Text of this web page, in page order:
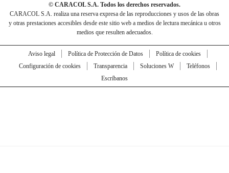
© CARACOL S.A. Todos los derechos reservados.
CARACOL S.A. realiza una reserva expresa de las reproducciones y usos de las obras
y otras prestaciones accesibles desde este sitio web a medios de lectura mecánica u otros
medios que resulten adecuados.
Aviso legal Política de Protección de Datos
Política de cookies
Configuración de cookies
Transparencia Soluciones W
Teléfonos
Escríbanos